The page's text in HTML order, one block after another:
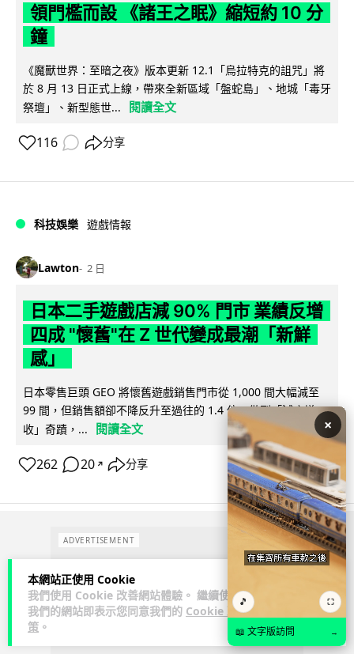
本網站正使用 Cookie
我們使用 Cookie 改善網站體驗。 繼續使用
我們的網站即表示您同意我們的 Cookie 政
策 。
領門檻而設 《諸王之眠》縮短約 10 分
鐘
《魔獸世界：至暗之夜》版本更新 12.1「烏拉特克的詛咒」將
於 8 月 13 日正式上線，帶來全新區域「盤蛇島」、地城「毒牙
祭壇」、新型態世...
閱讀全文
116 分享
科技娛樂 遊戲情報
Lawton 2 日
日本二手遊戲店減 90% 門市 業績反增
四成 "懷舊"在 Z 世代變成最潮「新鮮
感」
日本零售巨頭 GEO 將懷舊遊戲銷售門市從 1,000 間大幅減至
99 間，但銷售額卻不降反升至過往的 1.4 倍。做到「減店增
收」奇蹟，...
閱讀全文
262 20 ↗ 分享
ADVERTISEMENT
×
🎵 ⛶
📖 文字版訪問 →